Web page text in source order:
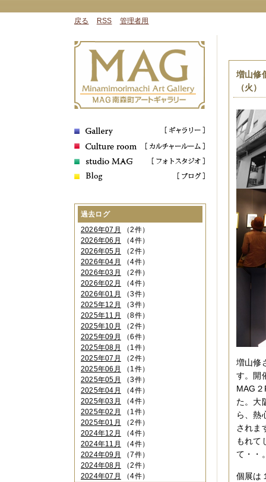
戻る RSS 管理者用
増山修
（火）
増山修
す。開
MAG
た。大
ら、熱
されま
もれて
て・・
個展は
過去ログ
2026年07月
（2件）
2026年06月
（4件）
2026年05月
（2件）
2026年04月
（4件）
2026年03月
（2件）
2026年02月
（4件）
2026年01月
（3件）
2025年12月
（3件）
2025年11月
（8件）
2025年10月
（2件）
2025年09月
（6件）
2025年08月
（1件）
2025年07月
（2件）
2025年06月
（1件）
2025年05月
（3件）
2025年04月
（4件）
2025年03月
（4件）
2025年02月
（1件）
2025年01月
（2件）
2024年12月
（4件）
2024年11月
（4件）
2024年09月
（7件）
2024年08月
（2件）
2024年07月
（4件）